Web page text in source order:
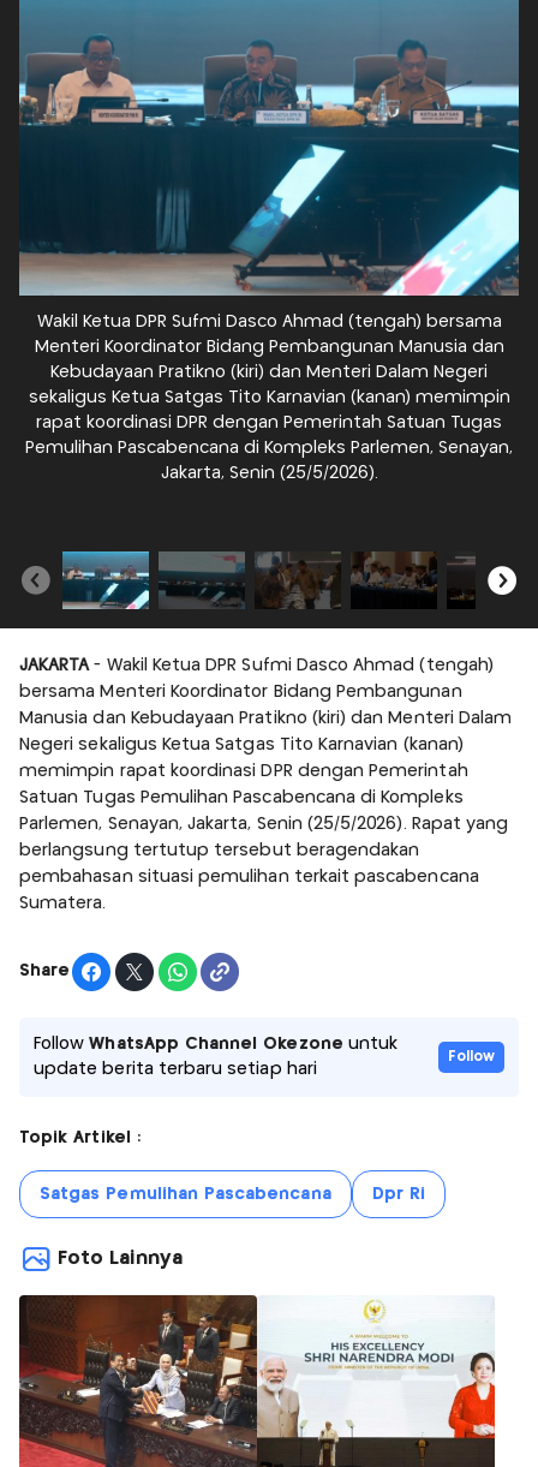
Wakil Ketua DPR Sufmi Dasco Ahmad (tengah) bersama
Menteri Koordinator Bidang Pembangunan Manusia dan
Kebudayaan Pratikno (kiri) dan Menteri Dalam Negeri
sekaligus Ketua Satgas Tito Karnavian (kanan) memimpin
rapat koordinasi DPR dengan Pemerintah Satuan Tugas
Pemulihan Pascabencana di Kompleks Parlemen, Senayan,
Jakarta, Senin (25/5/2026).
JAKARTA - Wakil Ketua DPR Sufmi Dasco Ahmad (tengah)
bersama Menteri Koordinator Bidang Pembangunan
Manusia dan Kebudayaan Pratikno (kiri) dan Menteri Dalam
Negeri sekaligus Ketua Satgas Tito Karnavian (kanan)
memimpin rapat koordinasi DPR dengan Pemerintah
Satuan Tugas Pemulihan Pascabencana di Kompleks
Parlemen, Senayan, Jakarta, Senin (25/5/2026). Rapat yang
berlangsung tertutup tersebut beragendakan
pembahasan situasi pemulihan terkait pascabencana
Sumatera.
Share
FollowWhatsApp Channel Okezone untuk
update berita terbaru setiap hari
Follow
Topik Artikel :
Satgas Pemulihan Pascabencana Dpr Ri
Foto Lainnya